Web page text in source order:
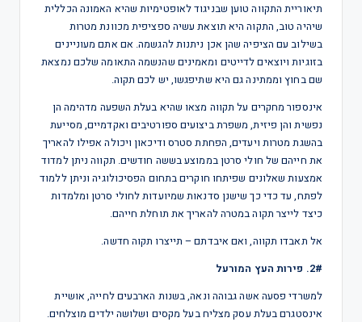
תיאוריית התקווה טוען שבניגוד לאופטימיות שהיא האמונה הכללית
שיהיה טוב, התקוה היא תוצאת עשיה ספציפית מכוונת מטרות
בשילוב עם הציפיה שהן אכן ניתנות להגשמה. אם אתם מעוניינים
בזוגיות ויוצאים לדייטים ומאמינים שהנשמה התאומה שלכם נמצאת
שם בחוץ וממתינה גם היא שתיפגשו, יש לכם תקוה.
אינספור מחקרים על תקווה מצאו שהיא בעלת השפעה מדהימה הן
נפשית והן פיזית, משפרת ביצועים ספורטיבים ואקדמיים, מסייעת
בהשגת מטרות ויעדים, הפחתת סטרס ודיכאון ויכולה אפילו להאריך
את חייהם של חולי סרטן בממוצע בששה חודשים. תקווה ניתן למדוד
אמצעות שאלונים שפיתחו חוקרים בתחום הפסיכולוגיה וניתן ללמוד
לפתח, עד כדי כך שישנן סדנאות שמיועדות לחולי סרטן ומלמדות
כיצד לייצר תקוה במטרה להאריך את תוחלת חייהם.
אל תאבדו תקווה, ואם איבדתם – תייצרו תקוה חדשה.
2#. פירות העץ המורעל
למשרדי פסעה אשה גבוהה ונאה, בשנות הארבעים לחייה, אושיית
אינסטגרם בעלת עסק מצליח בעל מקסים ושלושה ילדים מוצלחים.